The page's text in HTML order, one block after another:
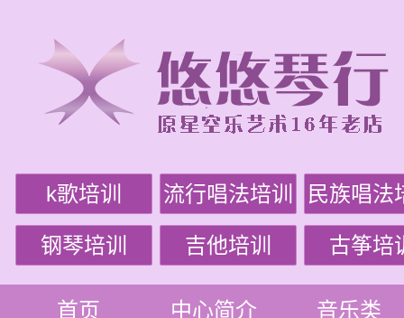
k歌培训 流行唱法培训 民族唱法
钢琴培训 吉他培训 古筝培
首页 中心简介 音乐类